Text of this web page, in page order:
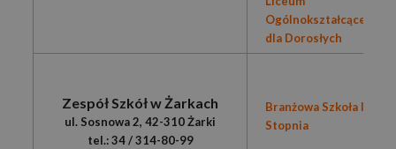
Ogólnokształcące
dla Dorosłych
Zespół Szkół w Żarkach
ul. Sosnowa 2, 42-310 Żarki
tel.: 34 / 314-80-99
Branżowa Szkoła I
Stopnia